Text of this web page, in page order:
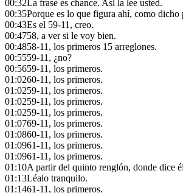
00:32La frase es chance. Así la lee usted.
00:35Porque es lo que figura ahí, como dicho
00:43Es el 59-11, creo.
00:4758, a ver si le voy bien.
00:4858-11, los primeros 15 arreglones.
00:5559-11, ¿no?
00:5659-11, los primeros.
01:0260-11, los primeros.
01:0259-11, los primeros.
01:0259-11, los primeros.
01:0259-11, los primeros.
01:0769-11, los primeros.
01:0860-11, los primeros.
01:0961-11, los primeros.
01:0961-11, los primeros.
01:10A partir del quinto renglón, donde dice
01:13Léalo tranquilo.
01:1461-11, los primeros.